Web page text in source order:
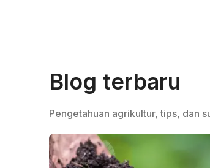
Blog terbaru
Pengetahuan agrikultur, tips, dan